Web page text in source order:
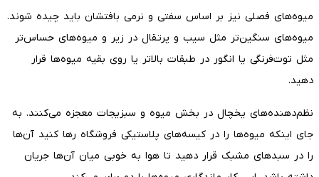
میوه‌های فصلی نیز بر اساس سفتی و نرمی بافتشان باید چیده شوند.
میوه‌های سنگین‌تر مثل سیب و پرتقال در زیر و میوه‌های حساس‌تر
مثل توت‌فرنگی یا انگور در طبقات بالاتر یا روی بقیه میوه‌ها قرار
دهید.
نظم‌دهنده‌های یخچال در بخش میوه و سبزیجات معجزه می‌کنند. به
جای اینکه میوه‌ها را در کیسه‌های پلاستیکی فروشگاه رها کنید آن‌ها
را در سبدهای مشبک قرار دهید تا هوا به خوبی میان آن‌ها جریان